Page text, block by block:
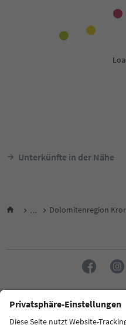
Unterkünfte in der Nähe
... Dolomitenregion